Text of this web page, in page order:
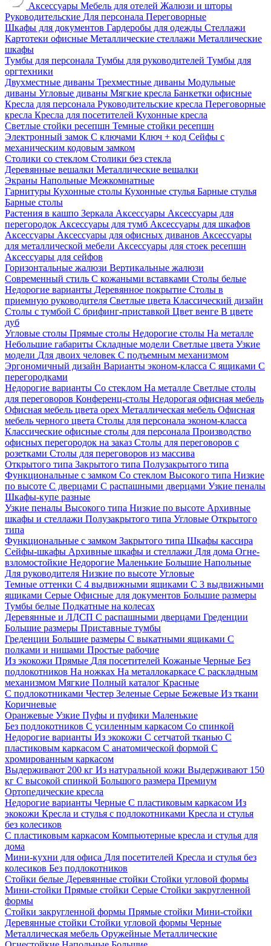
Аксессуары Мебель для отелей Жалюзи и шторы
Руководительские Для персонала Переговорные
Шкафы для документов Гардеробы для одежды Стеллажи
Картотеки офисные Металлические стеллажи Металлические
шкафы
Тумбы для персонала Тумбы для руководителей Тумбы для
оргтехники
Двухместные диваны Трехместные диваны Модульные
диваны Угловые диваны Мягкие кресла Банкетки офисные
Кресла для персонала Руководительские кресла Переговорные
кресла Кресла для посетителей Кухонные кресла
Светлые стойки ресепшн Темные стойки ресепшн
Электронный замок С ключами Ключ + код Сейфы с
механическим кодовым замком
Столики со стеклом Столики без стекла
Деревянные вешалки Металлические вешалки
Экраны Напольные Межкомнатные
Гарнитуры Кухонные столы Кухонные стулья Барные стулья
Барные столы
Растения в кашпо Зеркала Аксессуары Аксессуары для
перегородок Аксессуары для тумб Аксессуары для шкафов
Аксессуары Аксессуары для офисных диванов Аксессуары
для металлической мебели Аксессуары для стоек ресепшн
Аксессуары для сейфов
Горизонтальные жалюзи Вертикальные жалюзи
Современный стиль С кожаными вставками Столы белые
Недорогие варианты Деревянное покрытие Столы в
приемную руководителя Светлые цвета Классический дизайн
Столы с тумбой С брифинг-приставкой Цвет венге В цвете
дуб
Угловые столы Прямые столы Недорогие столы На металле
Небольшие габариты Складные модели Светлые цвета Узкие
модели Для двоих человек С подъемным механизмом
Эргономичный дизайн Варианты эконом-класса С ящиками С
перегородками
Недорогие варианты Со стеклом На металле Светлые столы
для переговоров Конференц-столы Недорогая офисная мебель
Офисная мебель цвета орех Металлическая мебель Офисная
мебель черного цвета Столы для персонала эконом-класса
Классические офисные столы для персонала Производство
офисных перегородок на заказ Столы для переговоров с
розетками Столы для переговоров из массива
Открытого типа Закрытого типа Полузакрытого типа
Функциональные с замком Со стеклом Высокого типа Низкие
по высоте С дверцами С распашными дверцами Узкие пеналы
Шкафы-купе разные
Узкие пеналы Высокого типа Низкие по высоте Архивные
шкафы и стеллажи Полузакрытого типа Угловые Открытого
типа
Функциональные с замком Закрытого типа Шкафы кассира
Сейфы-шкафы Архивные шкафы и стеллажи Для дома Огне-
взломостойкие Недорогие Маленькие Большие Напольные
Для руководителя Низкие по высоте Угловые
Темные оттенки С 4 выдвижными ящиками С 3 выдвижными
ящиками Серые Офисные для документов Большие размеры
Тумбы белые Подкатные на колесах
Деревянные и ЛДСП С распашными дверцами Греденции
Большие размеры Приставные тумбы
Греденции Большие размеры С выкатными ящиками С
полками и нишами Простые рабочие
Из экокожи Прямые Для посетителей Кожаные Черные Без
подлокотников На ножках На металлокаркасе С раскладным
механизмом Мягкие Полный каталог Красные
С подлокотниками Честер Зеленые Серые Бежевые Из ткани
Коричневые
Оранжевые Узкие Пуфы и пуфики Маленькие
Без подлокотников С усиленным каркасом Со спинкой
Недорогие варианты Из экокожи С сетчатой тканью С
пластиковым каркасом С анатомической формой С
хромированным каркасом
Выдерживают 200 кг Из натуральной кожи Выдерживают 150
кг С высокой спинкой Большого размера Премиум
Ортопедические кресла
Недорогие варианты Черные С пластиковым каркасом Из
экокожи Кресла и стулья с подлокотниками Кресла и стулья
без колесиков
С пластиковым каркасом Компьютерные кресла и стулья для
дома
Мини-кухни для офиса Для посетителей Кресла и стулья без
колесиков Без подлокотников
Стойки белые Деревянные стойки Стойки угловой формы
Мини-стойки Прямые стойки Серые Стойки закругленной
формы
Стойки закругленной формы Прямые стойки Мини-стойки
Деревянные стойки Стойки угловой формы Черные
Металлическая мебель Оружейные Металлические